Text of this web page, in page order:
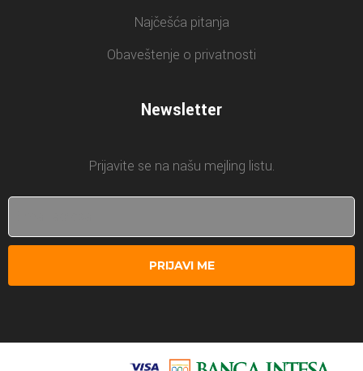
Najčešća pitanja
Obaveštenje o privatnosti
Newsletter
Prijavite se na našu mejling listu.
PRIJAVI ME